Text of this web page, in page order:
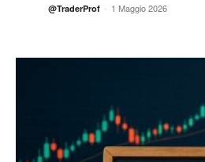
@TraderProf - 1 Maggio 2026